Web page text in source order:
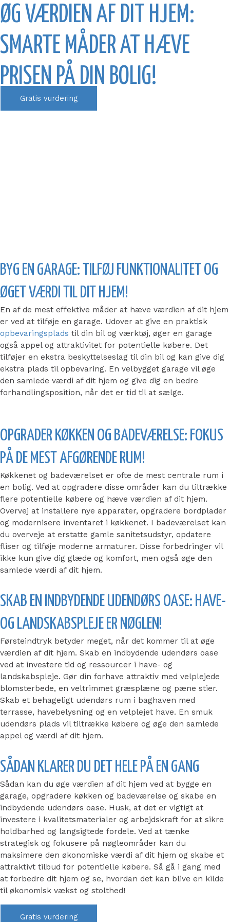
ØG VÆRDIEN AF DIT HJEM:
SMARTE MÅDER AT HÆVE
PRISEN PÅ DIN BOLIG!
Gratis vurdering
BYG EN GARAGE: TILFØJ FUNKTIONALITET OG
ØGET VÆRDI TIL DIT HJEM!
En af de mest effektive måder at hæve værdien af dit hjem
er ved at tilføje en garage. Udover at give en praktisk
opbevaringsplads til din bil og værktøj, øger en garage
også appel og attraktivitet for potentielle købere. Det
tilføjer en ekstra beskyttelseslag til din bil og kan give dig
ekstra plads til opbevaring. En velbygget garage vil øge
den samlede værdi af dit hjem og give dig en bedre
forhandlingsposition, når det er tid til at sælge.
OPGRADER KØKKEN OG BADEVÆRELSE: FOKUS
PÅ DE MEST AFGØRENDE RUM!
Køkkenet og badeværelset er ofte de mest centrale rum i
en bolig. Ved at opgradere disse områder kan du tiltrække
flere potentielle købere og hæve værdien af dit hjem.
Overvej at installere nye apparater, opgradere bordplader
og modernisere inventaret i køkkenet. I badeværelset kan
du overveje at erstatte gamle sanitetsudstyr, opdatere
fliser og tilføje moderne armaturer. Disse forbedringer vil
ikke kun give dig glæde og komfort, men også øge den
samlede værdi af dit hjem.
SKAB EN INDBYDENDE UDENDØRS OASE: HAVE-
OG LANDSKABSPLEJE ER NØGLEN!
Førsteindtryk betyder meget, når det kommer til at øge
værdien af dit hjem. Skab en indbydende udendørs oase
ved at investere tid og ressourcer i have- og
landskabspleje. Gør din forhave attraktiv med velplejede
blomsterbede, en veltrimmet græsplæne og pæne stier.
Skab et behageligt udendørs rum i baghaven med
terrasse, havebelysning og en velplejet have. En smuk
udendørs plads vil tiltrække købere og øge den samlede
appel og værdi af dit hjem.
SÅDAN KLARER DU DET HELE PÅ EN GANG
Sådan kan du øge værdien af dit hjem ved at bygge en
garage, opgradere køkken og badeværelse og skabe en
indbydende udendørs oase. Husk, at det er vigtigt at
investere i kvalitetsmaterialer og arbejdskraft for at sikre
holdbarhed og langsigtede fordele. Ved at tænke
strategisk og fokusere på nøgleområder kan du
maksimere den økonomiske værdi af dit hjem og skabe et
attraktivt tilbud for potentielle købere. Så gå i gang med
at forbedre dit hjem og se, hvordan det kan blive en kilde
til økonomisk vækst og stolthed!
Gratis vurdering